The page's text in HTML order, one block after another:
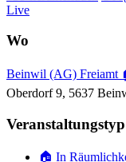
Live
Wo
Beinwil (AG) Freiamt
Oberdorf 9, 5637
Veranstaltungstyp
🏠 In